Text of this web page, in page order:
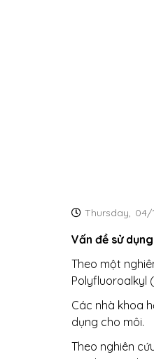
Thursday, 04/
Vấn đề sử
Theo một
Polyfluoroalkyl
Các nhà khoa
dụng cho môi.
Theo nghiên